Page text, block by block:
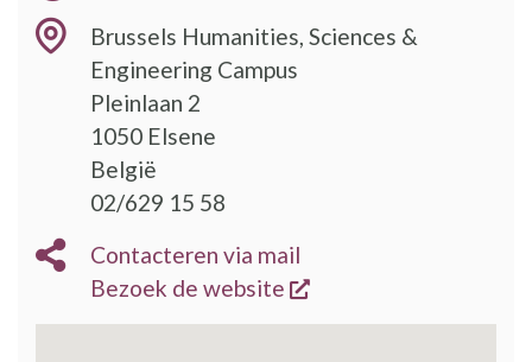
Brussels Humanities, Sciences &
Engineering Campus
Pleinlaan 2
1050 Elsene
België
02/629 15 58
Contacteren via mail
Bezoek de website
opent een nieuw